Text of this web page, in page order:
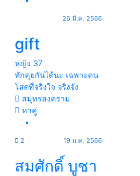
26 มี.ค. 2566
gift
หญิง 37
ทักคุยกันได้นะ เฉพาะคน
โสดที่จริงใจ จริงจัง
สมุทรสงคราม
หาคู่
2 19 ม.ค. 2566
สมศักดิ์ บูชา